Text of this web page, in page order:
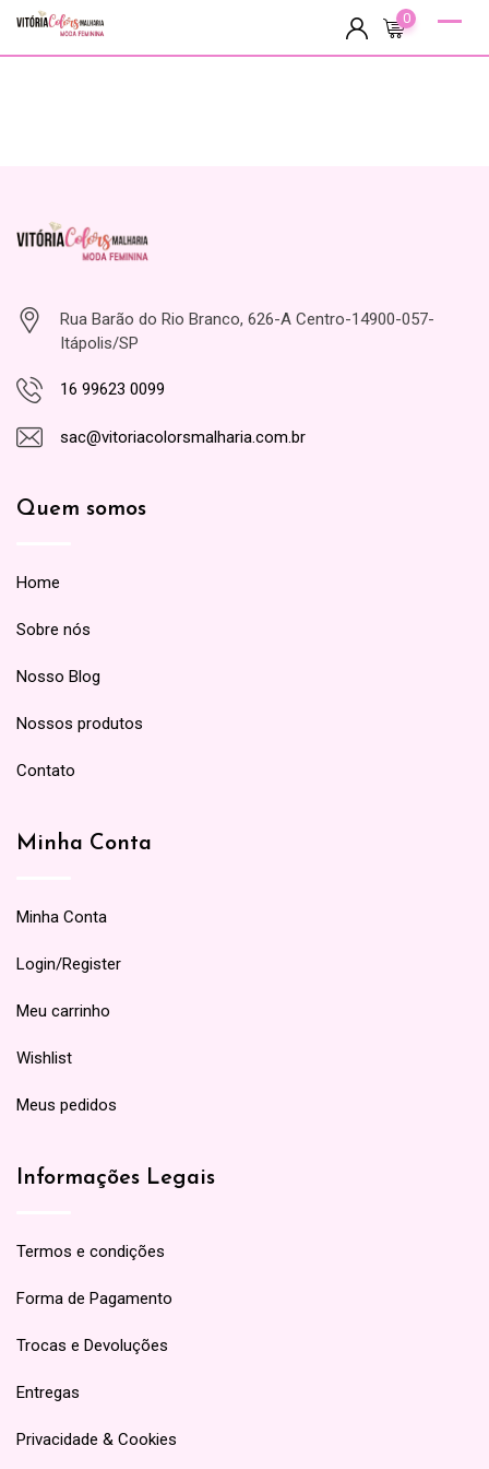
Skip
0
Rua Barão do Rio Branco, 626-A Centro-14900-057-
Itápolis/SP
16 99623 0099
sac@vitoriacolorsmalharia.com.br
Quem somos
Home
Sobre nós
Nosso Blog
Nossos produtos
Contato
Minha Conta
Minha Conta
Login/Register
Meu carrinho
Wishlist
Meus pedidos
Informações Legais
Termos e condições
Forma de Pagamento
Trocas e Devoluções
Entregas
Privacidade & Cookies